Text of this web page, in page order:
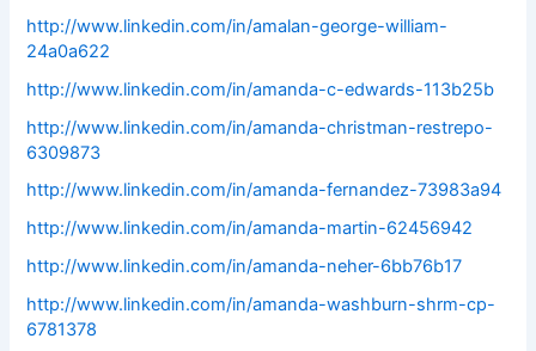
http://www.linkedin.com/in/amalan-george-william-
24a0a622
http://www.linkedin.com/in/amanda-c-edwards-113b25b
http://www.linkedin.com/in/amanda-christman-restrepo-
6309873
http://www.linkedin.com/in/amanda-fernandez-73983a94
http://www.linkedin.com/in/amanda-martin-62456942
http://www.linkedin.com/in/amanda-neher-6bb76b17
http://www.linkedin.com/in/amanda-washburn-shrm-cp-
6781378